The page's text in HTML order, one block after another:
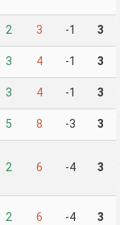
2 3 -1 3
3 4 -1 3
3 4 -1 3
5 8 -3 3
2 6 -4 3
2 6 -4 3